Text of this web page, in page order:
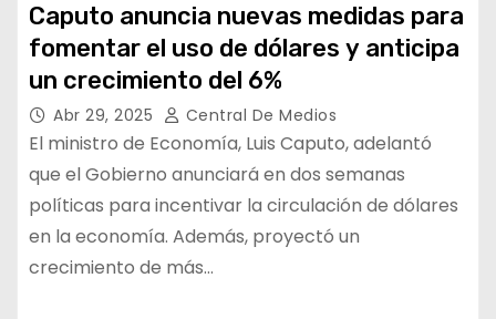
Caputo anuncia nuevas medidas para
fomentar el uso de dólares y anticipa
un crecimiento del 6%
Abr 29, 2025 Central De Medios
El ministro de Economía, Luis Caputo, adelantó
que el Gobierno anunciará en dos semanas
políticas para incentivar la circulación de dólares
en la economía. Además, proyectó un
crecimiento de más…